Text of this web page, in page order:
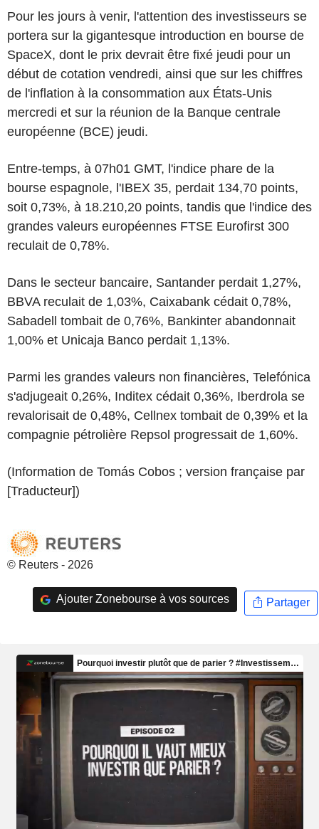
Pour les jours à venir, l'attention des investisseurs se
portera sur la gigantesque introduction en bourse de
SpaceX, dont le prix devrait être fixé jeudi pour un
début de cotation vendredi, ainsi que sur les chiffres
de l'inflation à la consommation aux États-Unis
mercredi et sur la réunion de la Banque centrale
européenne (BCE) jeudi.
Entre-temps, à 07h01 GMT, l'indice phare de la
bourse espagnole, l'IBEX 35, perdait 134,70 points,
soit 0,73%, à 18.210,20 points, tandis que l'indice des
grandes valeurs européennes FTSE Eurofirst 300
reculait de 0,78%.
Dans le secteur bancaire, Santander perdait 1,27%,
BBVA reculait de 1,03%, Caixabank cédait 0,78%,
Sabadell tombait de 0,76%, Bankinter abandonnait
1,00% et Unicaja Banco perdait 1,13%.
Parmi les grandes valeurs non financières, Telefónica
s'adjugeait 0,26%, Inditex cédait 0,36%, Iberdrola se
revalorisait de 0,48%, Cellnex tombait de 0,39% et la
compagnie pétrolière Repsol progressait de 1,60%.
(Information de Tomás Cobos ; version française par
[Traducteur])
© Reuters - 2026
Ajouter Zonebourse à vos sources Partager